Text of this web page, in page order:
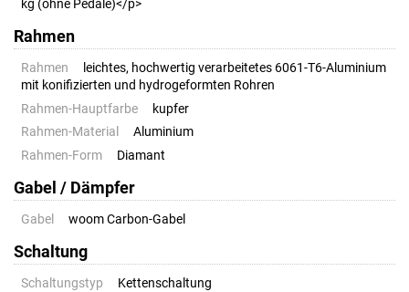
kg (ohne Pedale)</p>
Rahmen
Rahmen
leichtes, hochwertig verarbeitetes 6061-T6-Aluminium
mit konifizierten und hydrogeformten Rohren
Rahmen-Hauptfarbe
kupfer
Rahmen-Material
Aluminium
Rahmen-Form
Diamant
Gabel / Dämpfer
Gabel woom Carbon-Gabel
Schaltung
Schaltungstyp
Kettenschaltung